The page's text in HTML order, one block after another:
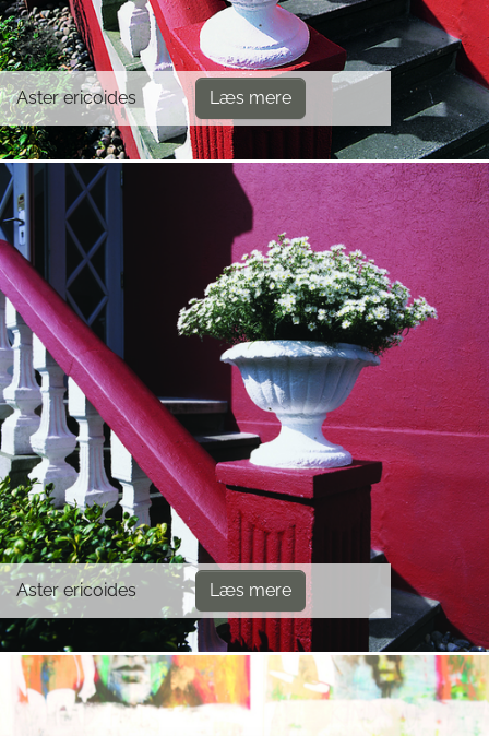
Aster ericoides Læs mere
Aster ericoides Læs mere